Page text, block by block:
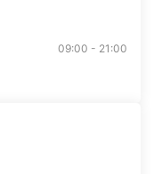
09:00 - 21:00